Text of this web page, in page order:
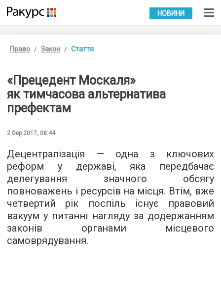
УКР РУС
НОВИНИ
Право Закон Стаття
«Прецедент Москаля»
як тимчасова альтернатива
префектам
2 бер 2017, 08:44
Децентралізація — одна з ключових
реформ у державі, яка передбачає
делегування значного обсягу
повноважень і ресурсів на місця. Втім, вже
четвертий рік поспіль існує правовий
вакуум у питанні нагляду за додержанням
законів органами місцевого
самоврядування.